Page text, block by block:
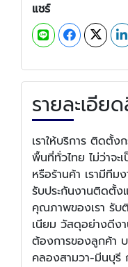
แชร์
รายละเอีย
เราให้บริการ ติดตั้
พื้นที่ทั่วไทย ไม่ว่าจะ
หรือร้านค้า เรามีที
รับประกันงานติดตั้ง
คุณภาพของเรา รับ
เนียม วัสดุอย่างดีง
ต้องการของลูกค้า
คลองสามวา-มีนบุรี